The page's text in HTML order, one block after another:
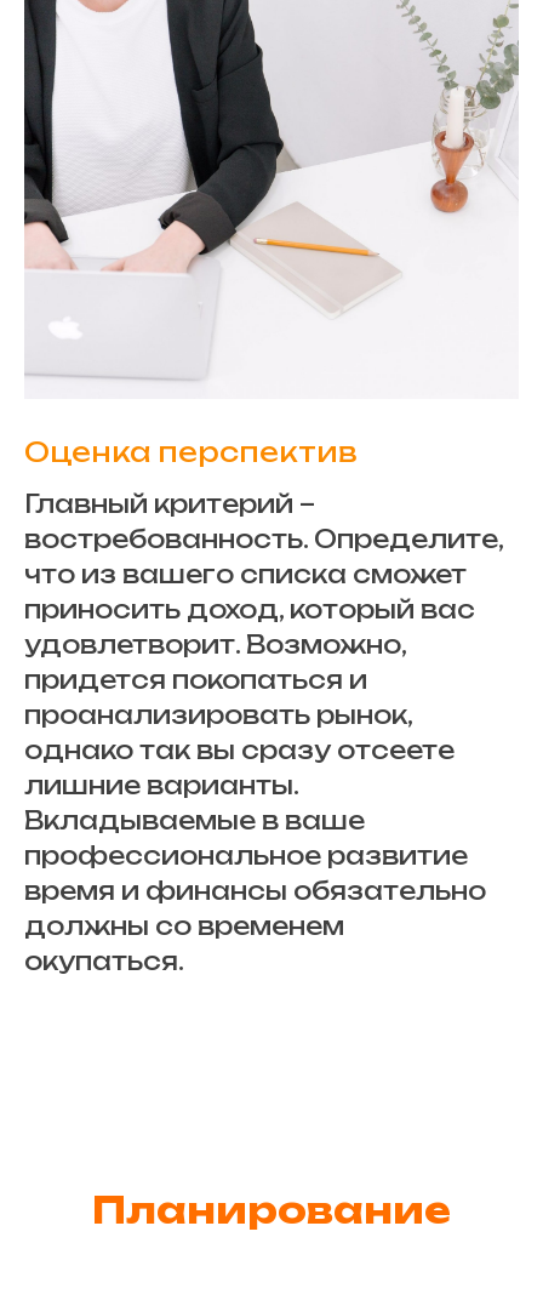
Оценка перспектив
Главный критерий –
востребованность. Определите,
что из вашего списка сможет
приносить доход, который вас
удовлетворит. Возможно,
придется покопаться и
проанализировать рынок,
однако так вы сразу отсеете
лишние варианты.
Вкладываемые в ваше
профессиональное развитие
время и финансы обязательно
должны со временем
окупаться.
Планирование